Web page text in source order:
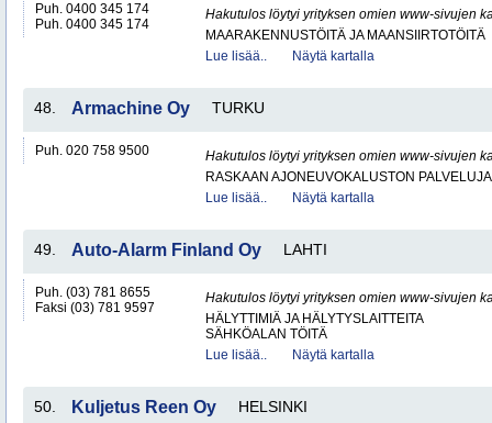
Puh. 0400 345 174
Puh. 0400 345 174
Hakutulos löytyi yrityksen omien www-sivujen
MAARAKENNUSTÖITÄ JA MAANSIIRTOTÖITÄ
Lue lisää..
Näytä kartalla
48. Armachine Oy TURKU
Puh. 020 758 9500
Hakutulos löytyi yrityksen omien www-sivujen
RASKAAN AJONEUVOKALUSTON
Lue lisää..
Näytä kartalla
49. Auto-Alarm Finland Oy LAHTI
Puh. (03) 781 8655
Faksi (03) 781 9597
Hakutulos löytyi yrityksen omien www-sivujen
HÄLYTTIMIÄ JA HÄLYTYSLAITTEITA
SÄHKÖALAN TÖITÄ
Lue lisää..
Näytä kartalla
50. Kuljetus Reen Oy HELSINKI